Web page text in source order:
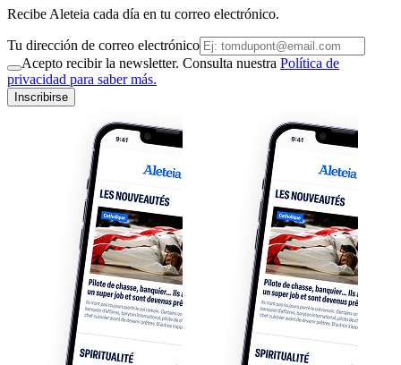
Recibe Aleteia cada día en tu correo electrónico.
Tu dirección de correo electrónico
Acepto recibir la newsletter. Consulta nuestra Política de
privacidad para saber más.
Inscribirse